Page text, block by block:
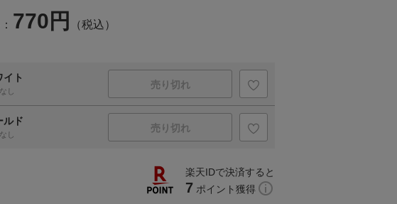
770円 （税込）
イト
し
売り切れ
ルド
し
売り切れ
楽天IDで決済すると
7 ポイント獲得